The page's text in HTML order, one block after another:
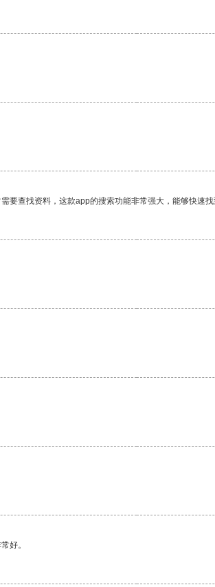
查找资料，这款app的搜索功能非常强大，能够快速找
好。